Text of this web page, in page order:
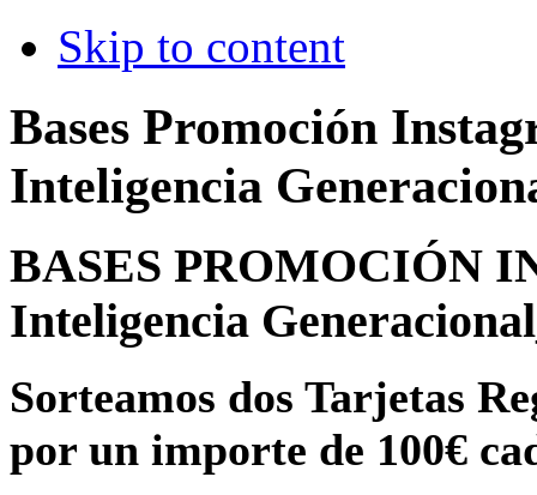
Skip to content
Bases Promoción
Inteligencia
BASES PROMOCIÓN
Inteligencia
Sorteamos dos Tarjetas
por un importe de 100€